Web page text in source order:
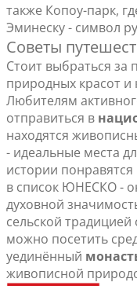
также Копоу-парк,
Эминеску - символ
Советы
Стоит выбраться за
природных красот и
Любителям
отправиться в
находятся
- идеальные места
истории понравятся
в список ЮНЕСКО -
духовной
сельской традицией
можно посетить
уединённый
живописной